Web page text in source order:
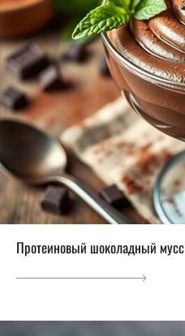
Протеиновый шоколадный мусс